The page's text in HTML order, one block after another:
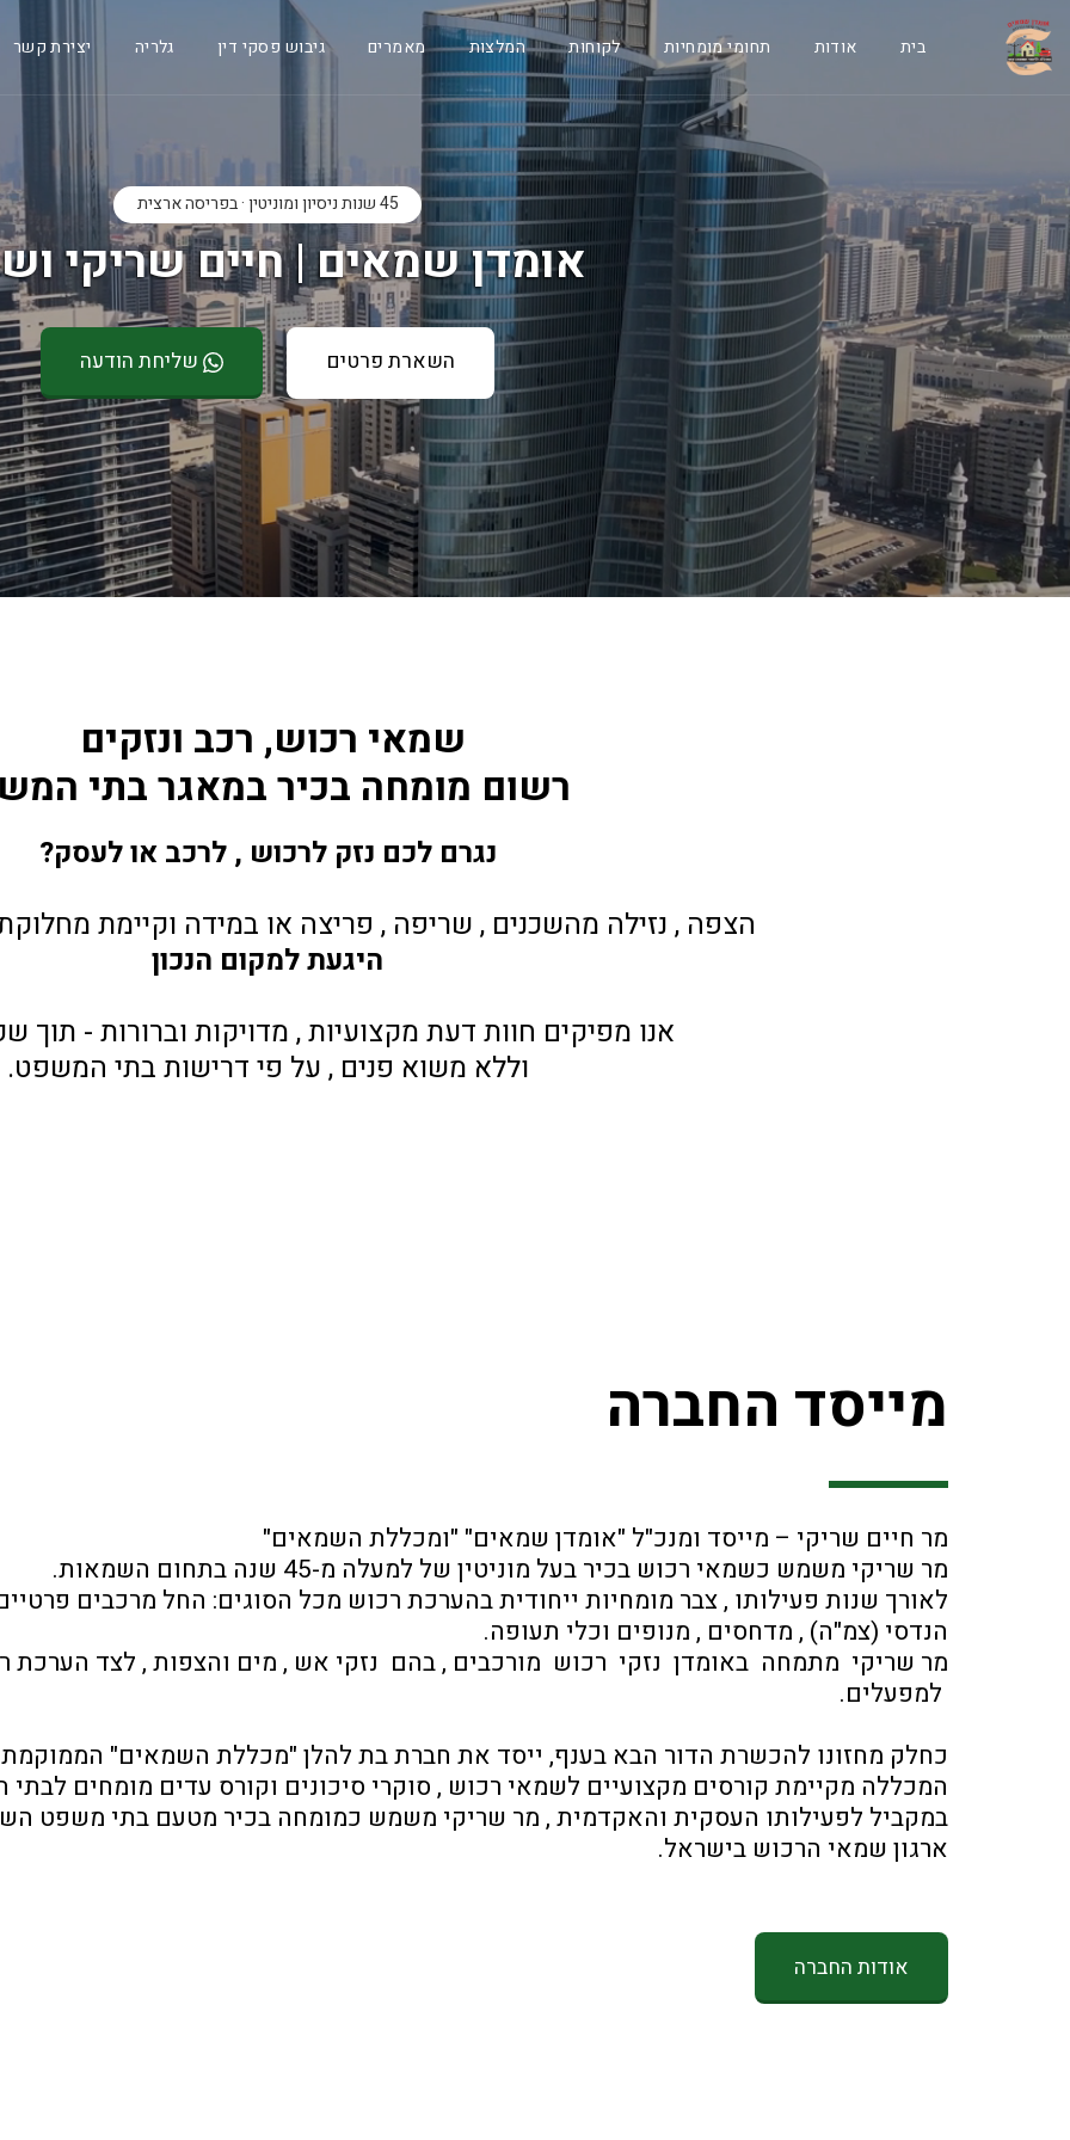
בית אודות תחומי מומחיות לקוחות המלצות מאמרים גיבוש פסקי דין גלריה יצירת קשר
45 שנות ניסיון ומוניטין · בפריסה ארצית
אומדן שמאים | חיים שריקי
השארת פרטים שליחת הודעה
שמאי רכוש, רכב ונזקים
רשום מומחה בכיר במאגר בתי
נגרם לכם נזק לרכוש , לרכב או לעסק?
הצפה , נזילה מהשכנים , שריפה , פריצה או במידה וקיימת
היגעת למקום הנכון
אנו מפיקים חוות דעת מקצועיות , מדויקות וברורות - תוך
וללא משוא פנים , על פי דרישות בתי המשפט.
מייסד החברה
מר חיים שריקי – מייסד ומנכ"ל "אומדן שמאים" "ומכללת השמאים"
מר שריקי משמש כשמאי רכוש בכיר בעל מוניטין של למעלה מ-45 שנה בתחום השמאות.
הנדסי (צמ"ה) , מדחסים , מנופים וכלי תעופה.
למפעלים.
כחלק מחזונו להכשרת הדור הבא בענף, ייסד את חברת בת להלן "מכללת השמאים"
המכללה מקיימת קורסים מקצועיים לשמאי רכוש , סוקרי סיכונים וקורס עדים מומחים
ארגון שמאי הרכוש בישראל.
אודות החברה